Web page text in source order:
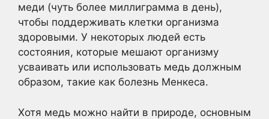
меди (чуть более миллиграмма в день),
чтобы поддерживать клетки организма
здоровыми. У некоторых людей есть
состояния, которые мешают организму
усваивать или использовать медь должным
образом, такие как болезнь Менкеса.
Хотя медь можно найти в природе, основным